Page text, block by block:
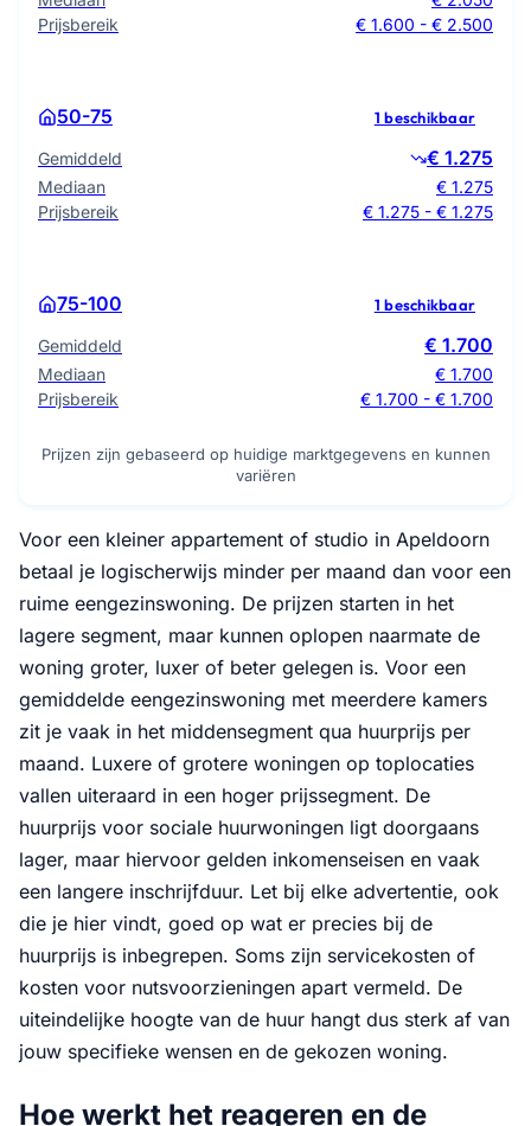
Prijsbereik
€ 1.600 - € 2.500
50-75 1 beschikbaar
Gemiddeld € 1.275
Mediaan
€ 1.275
Prijsbereik
€ 1.275 - € 1.275
75-100 1 beschikbaar
Gemiddeld € 1.700
Mediaan
€ 1.700
Prijsbereik
€ 1.700 - € 1.700
Prijzen zijn gebaseerd op huidige marktgegevens en kunnen
variëren
Voor een kleiner appartement of studio in Apeldoorn
betaal je logischerwijs minder per maand dan voor een
ruime eengezinswoning. De prijzen starten in het
lagere segment, maar kunnen oplopen naarmate de
woning groter, luxer of beter gelegen is. Voor een
gemiddelde eengezinswoning met meerdere kamers
zit je vaak in het middensegment qua huurprijs per
maand. Luxere of grotere woningen op toplocaties
vallen uiteraard in een hoger prijssegment. De
huurprijs voor sociale huurwoningen ligt doorgaans
lager, maar hiervoor gelden inkomenseisen en vaak
een langere inschrijfduur. Let bij elke advertentie, ook
die je hier vindt, goed op wat er precies bij de
huurprijs is inbegrepen. Soms zijn servicekosten of
kosten voor nutsvoorzieningen apart vermeld. De
uiteindelijke hoogte van de huur hangt dus sterk af van
jouw specifieke wensen en de gekozen woning.
Hoe werkt het reageren en de